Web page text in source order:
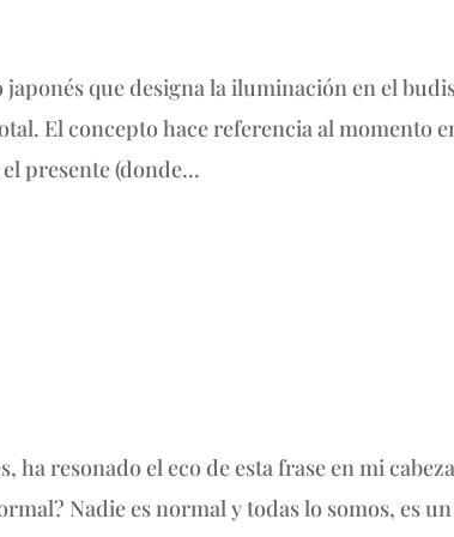
que designa la iluminación en el
El concepto hace referencia al momento
presente (donde...
ha resonado el eco de esta frase en mi
Nadie es normal y todas lo somos, es un